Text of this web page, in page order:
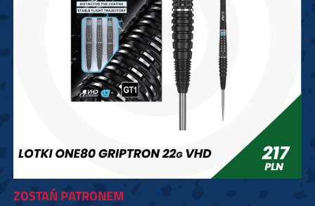
ZOSTAŃ PATRONEM